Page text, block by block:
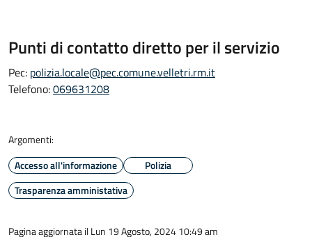
Punti di contatto diretto per il servizio
Pec: polizia.locale@pec.comune.velletri.rm.it
Telefono:069631208
Argomenti:
Accesso all'informazione
Polizia
Trasparenza amministativa
Pagina aggiornata il Lun 19 Agosto, 2024 10:49 am